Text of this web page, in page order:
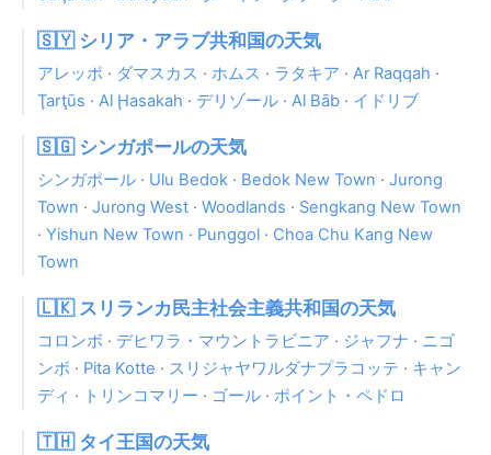
🇸🇾 シリア・アラブ共和国の天気
アレッポ · ダマスカス · ホムス · ラタキア · Ar Raqqah ·
Ţarţūs · Al Ḩasakah · デリゾール · Al Bāb · イドリブ
🇸🇬 シンガポールの天気
シンガポール · Ulu Bedok · Bedok New Town · Jurong
Town · Jurong West · Woodlands · Sengkang New Town
· Yishun New Town · Punggol · Choa Chu Kang New
Town
🇱🇰 スリランカ民主社会主義共和国の天気
コロンボ · デヒワラ・マウントラビニア · ジャフナ · ニゴ
ンボ · Pita Kotte · スリジャヤワルダナプラコッテ · キャン
ディ · トリンコマリー · ゴール · ポイント・ペドロ
🇹🇭 タイ王国の天気